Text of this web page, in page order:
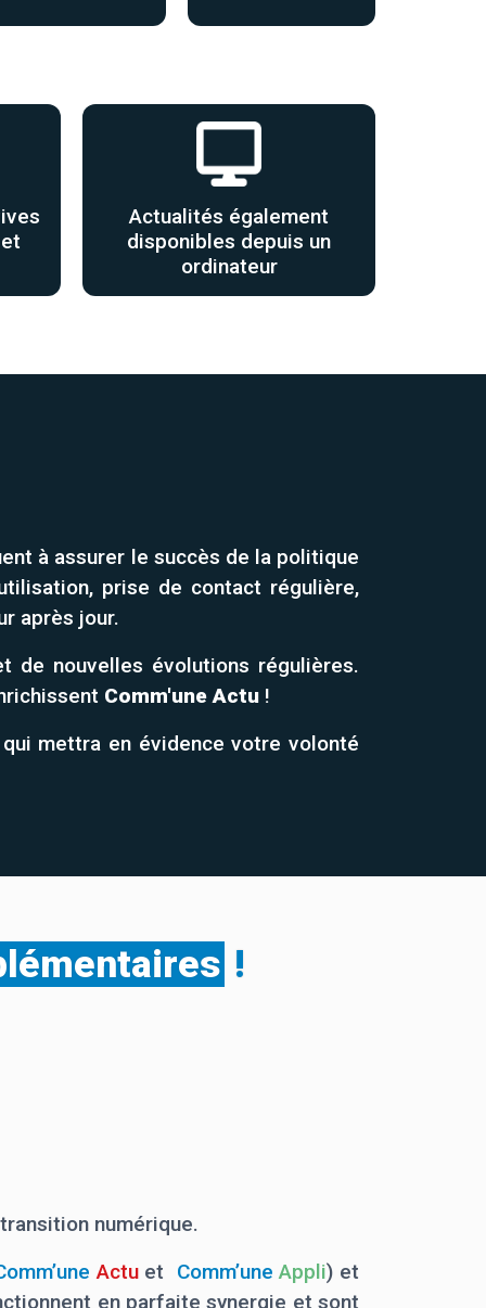
Actualités également
disponibles depuis un
ordinateur
à assurer le succès de la politique
prise de contact régulière,
après jour.
de nouvelles évolutions régulières.
Comm'une Actu !
mettra en évidence votre volonté
!
numérique.
Actu et Comm’une Appli) et
en parfaite synergie et sont